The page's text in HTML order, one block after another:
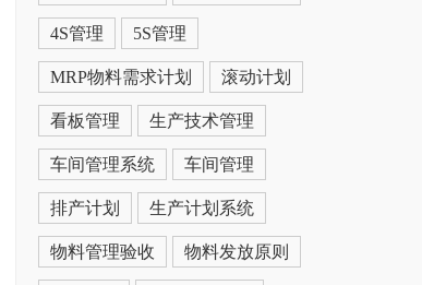
4S管理 5S管理
MRP物料需求计划 滚动计划
看板管理 生产技术管理
车间管理系统 车间管理
排产计划 生产计划系统
物料管理验收 物料发放原则